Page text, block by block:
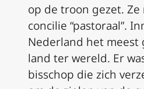
op de troon gezet.
concilie “pastoraal”.
Nederland het meest
land ter wereld. Er
bisschop die zich